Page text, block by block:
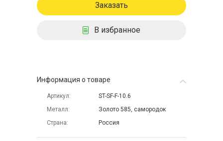
Заказать
В избранное
Информация о товаре
Артикул
ST-SF-F-10.6
Металл
Золото 585, самородок
Страна
Россия